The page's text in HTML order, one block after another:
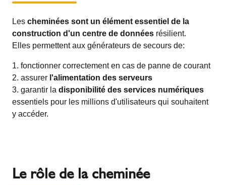
Les cheminées sont un élément essentiel de la
construction d'un centre de données résilient.
Elles permettent aux générateurs de secours de:
fonctionner correctement en cas de panne de courant
assurer l'alimentation des serveurs
garantir la disponibilité des services numériques
essentiels pour les millions d'utilisateurs qui souhaitent
y accéder.
Le rôle de la cheminée